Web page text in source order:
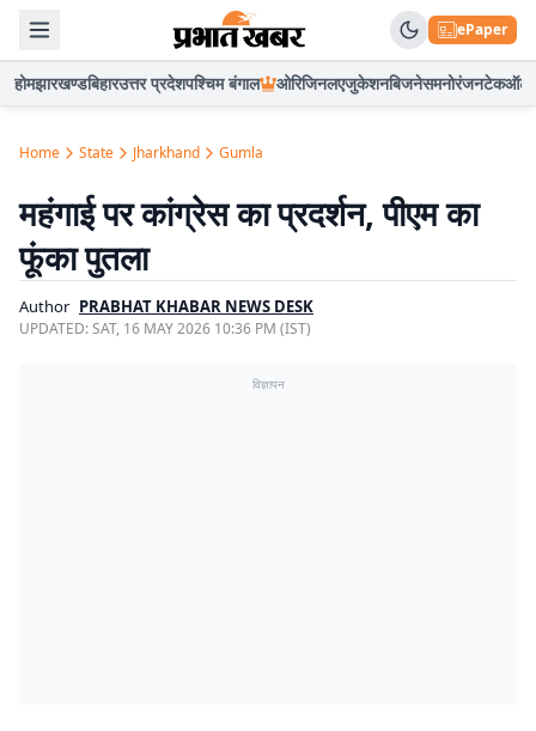
ePaper
होमझारखण्डबिहारउत्तर प्रदेशपश्चिम बंगाल ओरिजिनलएजुकेशनबिजनेसमनोरंजनटेकऑटो
Home State Jharkhand Gumla
महंगाई पर कांग्रेस का प्रदर्शन, पीएम का
फूंका पुतला
Author PRABHAT KHABAR NEWS DESK
UPDATED:SAT, 16 MAY 2026 10:36 PM (IST)
विज्ञापन